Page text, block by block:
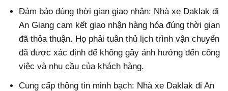
Đảm bảo đúng thời gian giao nhận: Nhà xe Daklak đi
An Giang cam kết giao nhận hàng hóa đúng thời gian
đã thỏa thuận. Họ phải tuân thủ lịch trình vận chuyển
đã được xác định để không gây ảnh hưởng đến công
việc và nhu cầu của khách hàng.
Cung cấp thông tin minh bạch: Nhà xe Daklak đi An